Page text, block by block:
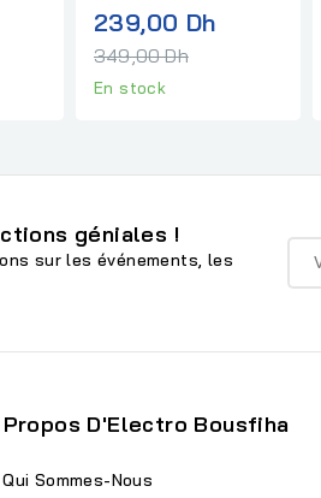
GLASS
239,00 DhPrix
349,00 Dh
En stock
géniales !
sur les événements, les
D'Electro Bousfiha
Qui Sommes-Nous